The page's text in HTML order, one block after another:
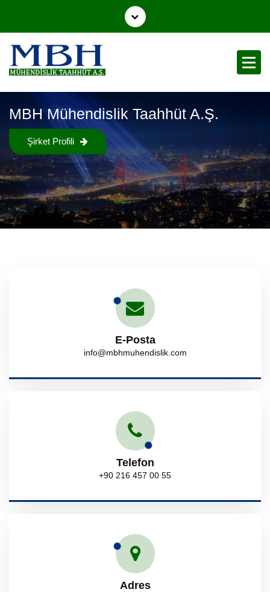
MBH Mühendislik Taahhüt A.Ş.
Şirket Profili
E-Posta
info@mbhmuhendislik.com
Telefon
+90 216 457 00 55
Adres